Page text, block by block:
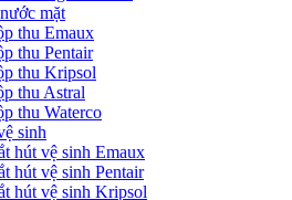
mặt
thu Emaux
thu Pentair
thu Kripsol
thu Astral
thu Waterco
sinh
hút vệ sinh Emaux
hút vệ sinh Pentair
hút vệ sinh Kripsol